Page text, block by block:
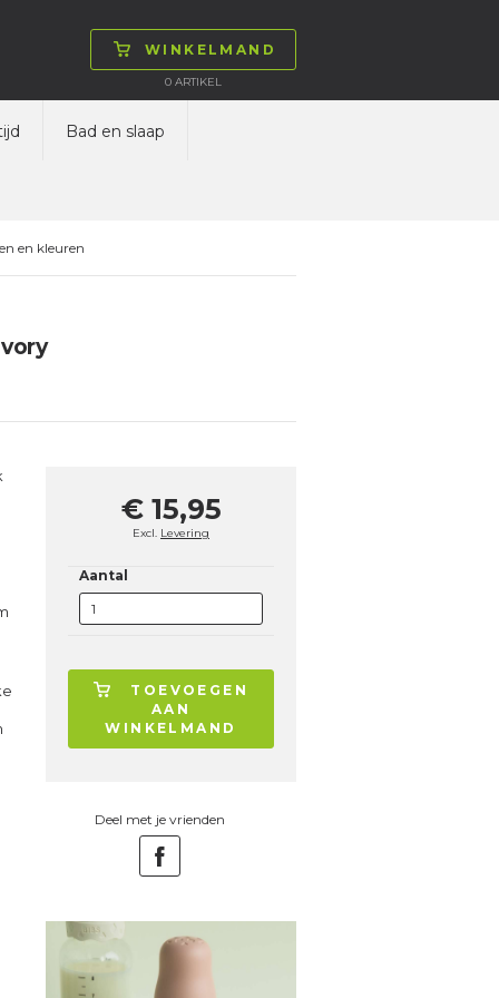
WINKELMAND
0 ARTIKEL
Bad en slaap
en kleuren
€ 15,95
Excl. Levering
Aantal
TOEVOEGEN
AAN
WINKELMAND
Deel met je vrienden